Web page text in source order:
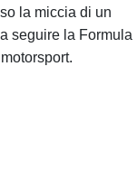
la miccia di un
seguire la Formula